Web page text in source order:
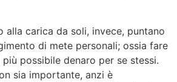
alla carica da soli, invece, puntano
di mete personali; ossia fare
possibile denaro per se stessi.
sia importante, anzi è